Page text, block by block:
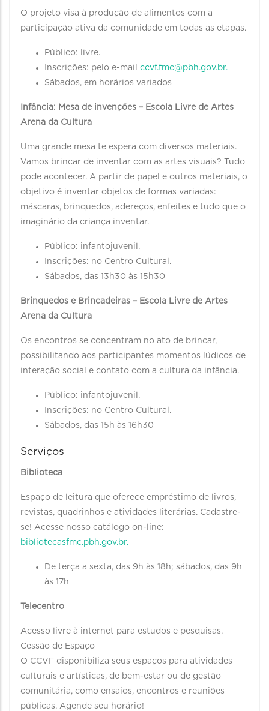
O projeto visa à produção de alimentos com a
participação ativa da comunidade em todas as etapas.
Público: livre.
Inscrições: pelo e-mail ccvf.fmc@pbh.gov.br.
Sábados, em horários variados
Infância: Mesa de invenções – Escola Livre de Artes
Arena da Cultura
Uma grande mesa te espera com diversos materiais.
Vamos brincar de inventar com as artes visuais? Tudo
pode acontecer. A partir de papel e outros materiais, o
objetivo é inventar objetos de formas variadas:
máscaras, brinquedos, adereços, enfeites e tudo que o
imaginário da criança inventar.
Público: infantojuvenil.
Inscrições: no Centro Cultural.
Sábados, das 13h30 às 15h30
Brinquedos e Brincadeiras – Escola Livre de Artes
Arena da Cultura
Os encontros se concentram no ato de brincar,
possibilitando aos participantes momentos lúdicos de
interação social e contato com a cultura da infância.
Público: infantojuvenil.
Inscrições: no Centro Cultural.
Sábados, das 15h às 16h30
Serviços
Biblioteca
Espaço de leitura que oferece empréstimo de livros,
revistas, quadrinhos e atividades literárias. Cadastre-
se! Acesse nosso catálogo on-line:
bibliotecasfmc.pbh.gov.br.
De terça a sexta, das 9h às 18h; sábados, das 9h
às 17h
Telecentro
Acesso livre à internet para estudos e pesquisas.
Cessão de Espaço
O CCVF disponibiliza seus espaços para atividades
culturais e artísticas, de bem-estar ou de gestão
comunitária, como ensaios, encontros e reuniões
públicas. Agende seu horário!